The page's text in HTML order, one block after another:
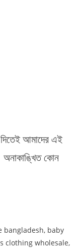
দিতেই আমাদের এই
কোন
bangladesh, baby
clothing wholesale,